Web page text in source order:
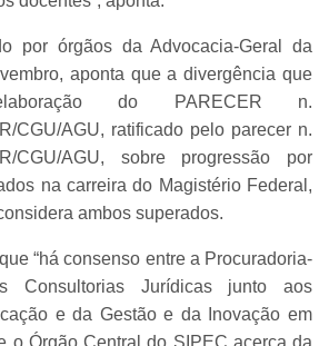
por órgãos da Advocacia-Geral da
aponta que a divergência que
do PARECER n.
CGU/AGU, ratificado pelo parecer n.
CGU/AGU, sobre progressão por
na carreira do Magistério Federal,
ambos superados.
“há consenso entre a Procuradoria-
Consultorias Jurídicas junto aos
e da Gestão e da Inovação em
o Órgão Central do SIPEC acerca da